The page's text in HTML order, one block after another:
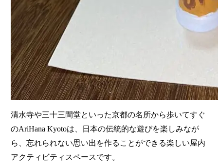
清水寺や三十三間堂といった京都の名所から歩いてすぐ
のAriHana Kyotoは、日本の伝統的な遊びを楽しみなが
ら、忘れられない思い出を作ることができる楽しい屋内
アクティビティスペースです。